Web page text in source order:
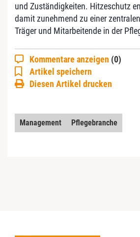
und Zuständigkeiten. Hitzeschutz
damit zunehmend zu einer
Träger und Mitarbeitende in der
Kommentare anzeigen (0)
Artikel speichern
Diesen Artikel drucken
Management Pflegebranche